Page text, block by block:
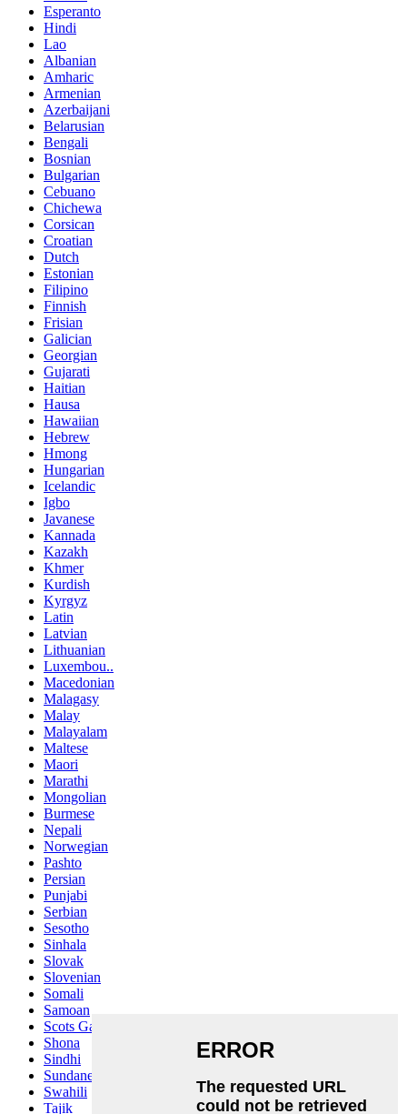
Esperanto
Hindi
Lao
Albanian
Amharic
Armenian
Azerbaijani
Belarusian
Bengali
Bosnian
Bulgarian
Cebuano
Chichewa
Corsican
Croatian
Dutch
Estonian
Filipino
Finnish
Frisian
Galician
Georgian
Gujarati
Haitian
Hausa
Hawaiian
Hebrew
Hmong
Hungarian
Icelandic
Igbo
Javanese
Kannada
Kazakh
Khmer
Kurdish
Kyrgyz
Latin
Latvian
Lithuanian
Luxembou..
Macedonian
Malagasy
Malay
Malayalam
Maltese
Maori
Marathi
Mongolian
Burmese
Nepali
Norwegian
Pashto
Persian
Punjabi
Serbian
Sesotho
Sinhala
Slovak
Slovenian
Somali
Samoan
Scots Gaelic
Shona
Sindhi
Sundanese
Swahili
Tajik